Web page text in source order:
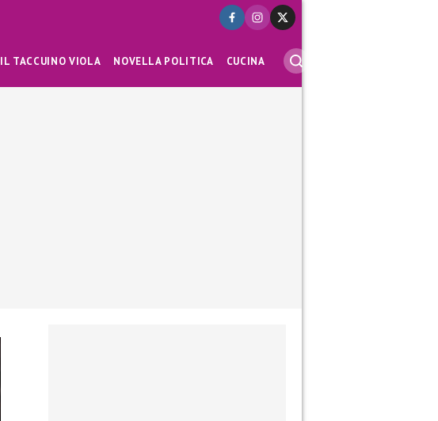
IL TACCUINO VIOLA NOVELLA POLITICA CUCINA